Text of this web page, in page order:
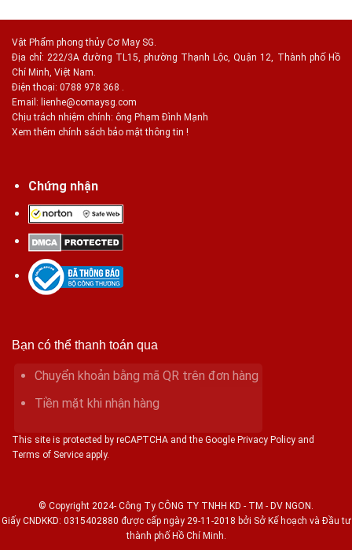
Vật Phẩm phong thủy Cơ May SG.
Địa chỉ: 222/3A đường TL15, phường Thạnh Lộc, Quận 12, Thành phố Hồ
Chí Minh, Việt Nam.
Điện thoại: 0788 978 368 .
Email: lienhe@comaysg.com
Chịu trách nhiệm chính: ông Phạm Đình Mạnh
Xem thêm chính sách bảo mật thông tin !
Chứng nhận
Bạn có thể thanh toán qua
Chuyển khoản bằng mã QR trên đơn hàng
Tiền mặt khi nhận hàng
This site is protected by reCAPTCHA and the Google Privacy Policy and
Terms of Service apply.
© Copyright 2024- Công Ty CÔNG TY TNHH KD - TM - DV NGON.
Giấy CNDKKD: 0315402880 được cấp ngày 29-11-2018 bởi Sở Kế hoạch và Đầu tư
thành phố Hồ Chí Minh.